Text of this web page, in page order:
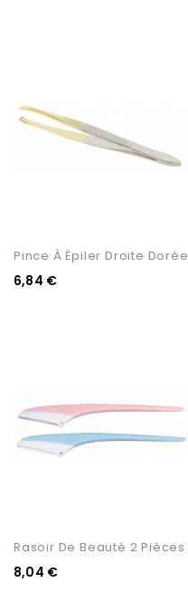
Pince À Épiler Droite Dorée
6,84 €
Rasoir De Beauté 2 Pièces
8,04 €